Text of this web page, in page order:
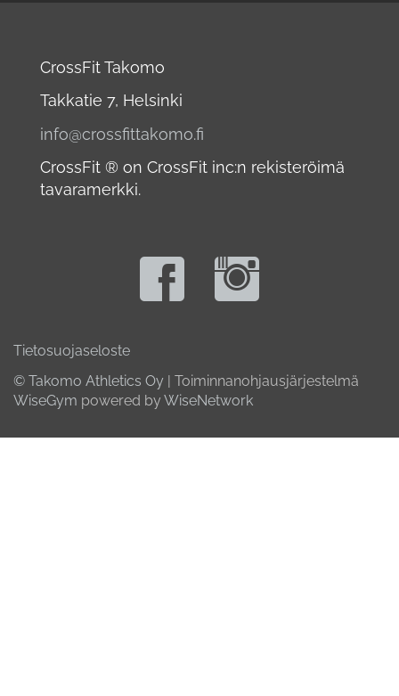
CrossFit Takomo
Takkatie 7, Helsinki
info@crossfittakomo.fi
CrossFit ® on CrossFit inc:n rekisteröimä
tavaramerkki.
Tietosuojaseloste
© Takomo Athletics Oy | Toiminnanohjausjärjestelmä
WiseGym powered by WiseNetwork